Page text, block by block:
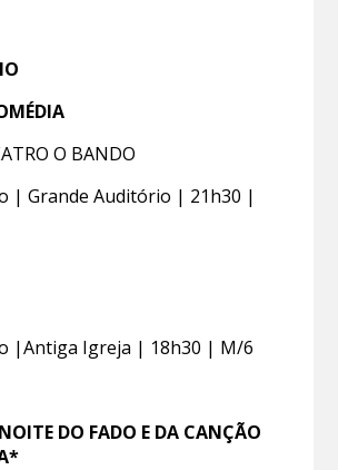
O BANDO
| Grande Auditório | 21h30 |
|Antiga Igreja | 18h30 | M/6
DO FADO E DA CANÇÃO